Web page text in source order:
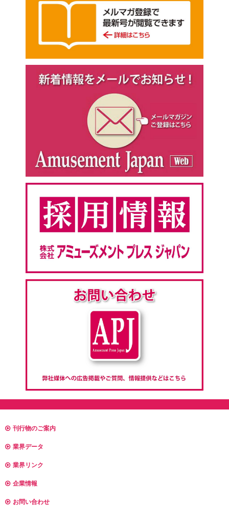
刊行物のご案内
業界データ
業界リンク
企業情報
お問い合わせ